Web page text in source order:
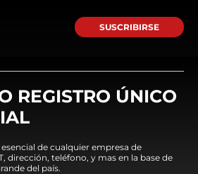
SUSCRIBIRSE
REGISTRO ÚNICO
de cualquier empresa de
dirección, teléfono, y mas en la base de
del país.